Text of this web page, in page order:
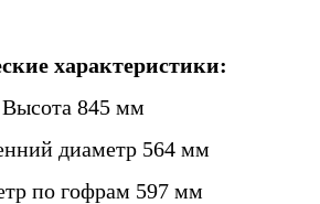
характеристики:
Высота 845 мм
диаметр 564 мм
по гофрам 597 мм